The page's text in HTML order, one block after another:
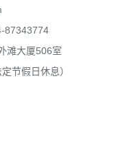
87343774
滩大厦506室
节假日休息）